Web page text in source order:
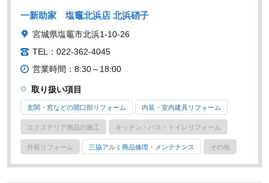
一新助家 塩竈北浜店 北浜硝子
宮城県塩竈市北浜1-10-26
TEL：022-362-4045
営業時間：8:30～18:00
取り扱い項目
玄関・窓などの開口部リフォーム 内装・室内建具リフォーム
エクステリア商品の施工 キッチン・バス・トイレリフォーム
外装リフォーム 三協アルミ商品修理・メンテナンス その他